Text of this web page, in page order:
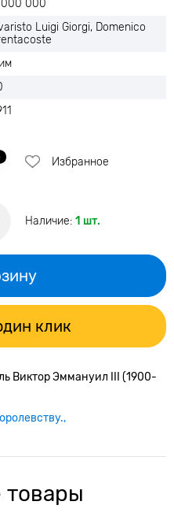
000
Luigi Giorgi, Domenico
Избранное
Наличие: 1 шт.
клик
Виктор Эммануил III (1900-